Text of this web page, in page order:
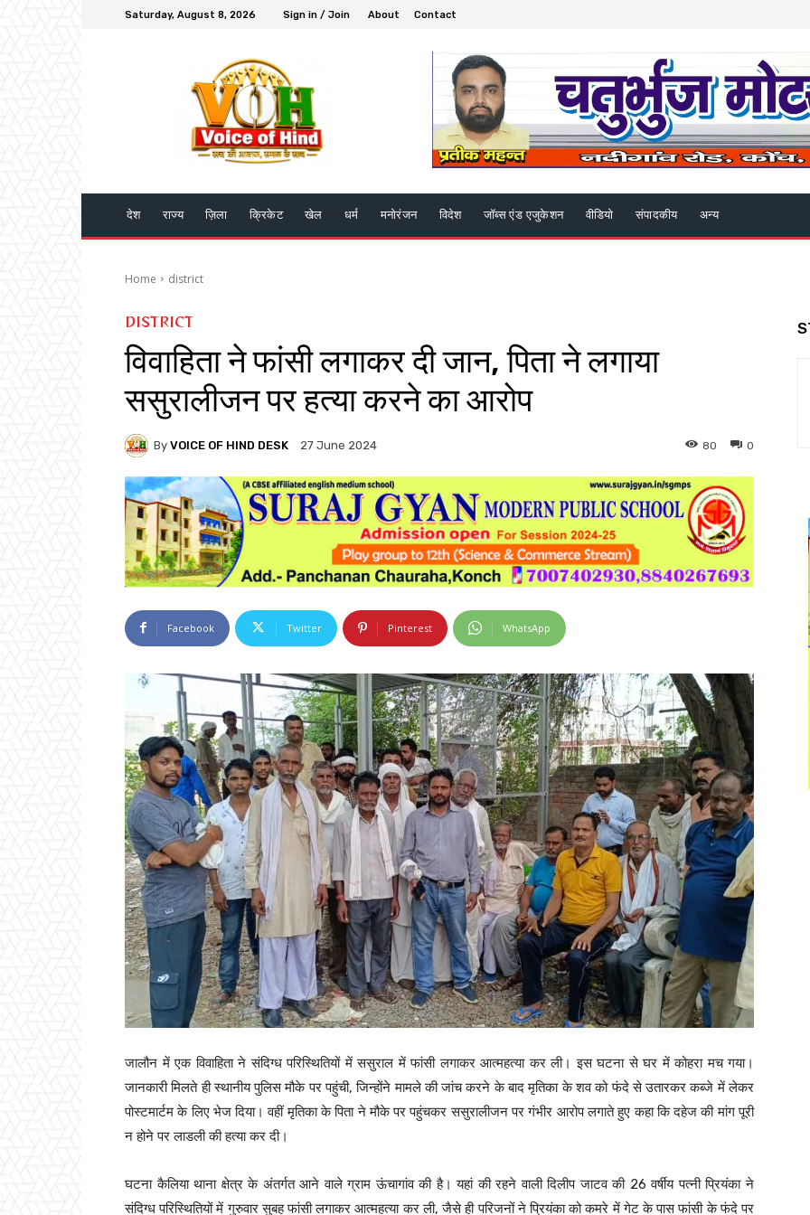
Saturday, August 8, 2026 Sign in / Join About Contact
देश राज्य ज़िला क्रिकेट खेल धर्म मनोरंजन विदेश जॉब्स एंड एजुकेशन वीडियो संपादकीय अन्य
Home district
DISTRICT
विवाहिता ने फांसी लगाकर दी जान, पिता ने लगाया
ससुरालीजन पर हत्या करने का आरोप
By VOICE OF HIND DESK 27 June 2024 0
80
Facebook Twitter Pinterest WhatsApp
जालौन में एक विवाहिता ने संदिग्ध परिस्थितियों में ससुराल में फांसी लगाकर आत्महत्या कर ली। इस घटना से घर में कोहरा मच गया।
जानकारी मिलते ही स्थानीय पुलिस मौके पर पहुंची, जिन्होंने मामले की जांच करने के बाद मृतिका के शव को फंदे से उतारकर कब्जे में लेकर
पोस्टमार्टम के लिए भेज दिया। वहीं मृतिका के पिता ने मौके पर पहुंचकर ससुरालीजन पर गंभीर आरोप लगाते हुए कहा कि दहेज की मांग पूरी
न होने पर लाडली की हत्या कर दी।
घटना कैलिया थाना क्षेत्र के अंतर्गत आने वाले ग्राम ऊंचागांव की है। यहां की रहने वाली दिलीप जाटव की 26 वर्षीय पत्नी प्रियंका ने
संदिग्ध परिस्थितियों में गुरुवार सुबह फांसी लगाकर आत्महत्या कर ली, जैसे ही परिजनों ने प्रियंका को कमरे में गेट के पास फांसी के फंदे पर